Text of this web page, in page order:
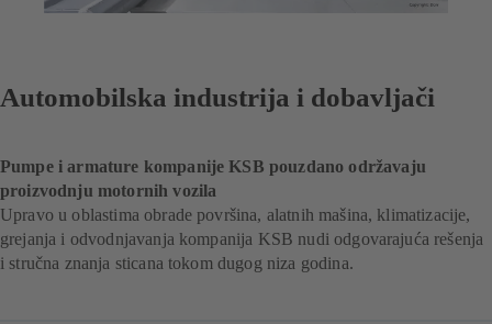
Automobilska industrija i dobavljači
Pumpe i armature kompanije KSB pouzdano održavaju
proizvodnju motornih vozila
Upravo u oblastima obrade površina, alatnih mašina, klimatizacije,
grejanja i odvodnjavanja kompanija KSB nudi odgovarajuća rešenja
i stručna znanja sticana tokom dugog niza godina.